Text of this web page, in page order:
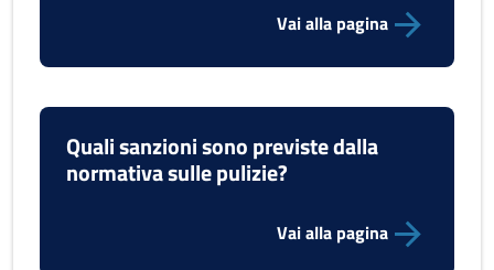
Vai alla pagina
Quali sanzioni sono previste dalla
normativa sulle pulizie?
Vai alla pagina